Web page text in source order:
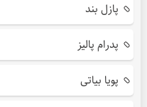
پازل بند
پدرام پالیز
پویا بیاتی